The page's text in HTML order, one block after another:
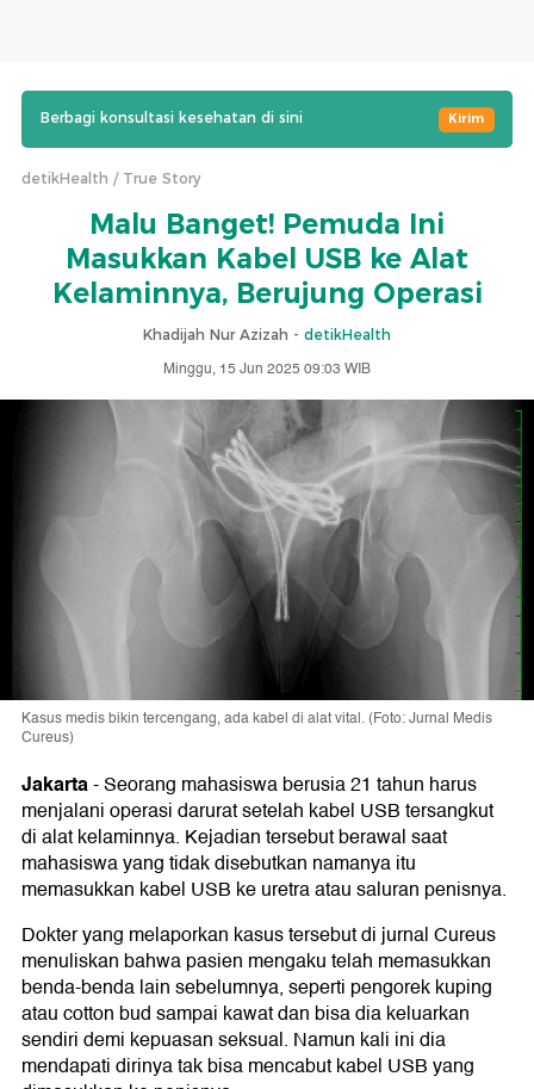
Berbagi konsultasi kesehatan di sini Kirim
detikHealth True Story
Malu Banget! Pemuda Ini
Masukkan Kabel USB ke Alat
Kelaminnya, Berujung Operasi
Khadijah Nur Azizah - detikHealth
Minggu, 15 Jun 2025 09:03 WIB
Kasus medis bikin tercengang, ada kabel di alat vital. (Foto: Jurnal Medis
Cureus)
Jakarta-Seorang mahasiswa berusia 21 tahun harus
menjalani operasi darurat setelah kabel USB tersangkut
di alat kelaminnya. Kejadian tersebut berawal saat
mahasiswa yang tidak disebutkan namanya itu
memasukkan kabel USB ke uretra atau saluran penisnya.
Dokter yang melaporkan kasus tersebut di jurnal Cureus
menuliskan bahwa pasien mengaku telah memasukkan
benda-benda lain sebelumnya, seperti pengorek kuping
atau cotton bud sampai kawat dan bisa dia keluarkan
sendiri demi kepuasan seksual. Namun kali ini dia
mendapati dirinya tak bisa mencabut kabel USB yang